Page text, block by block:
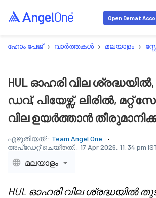
Open Demat
ഹോം പേജ് › വാർത്തകൾ › മലയാളം ›
HUL ഓഹരി വില ശ്രദ്ധയിൽ,
ഡവ്, പിയേഴ്സ്, ലിരിൽ, മറ്റ്
വില ഉയർത്താൻ
എഴുതിയത്:: Team Angel One
അപ്‌ഡേറ്റ് ചെയ്തത്:: 17 Apr 2026, 11:34 pm
മലയാളം
HUL ഓഹരി വില ശ്രദ്ധയിൽ